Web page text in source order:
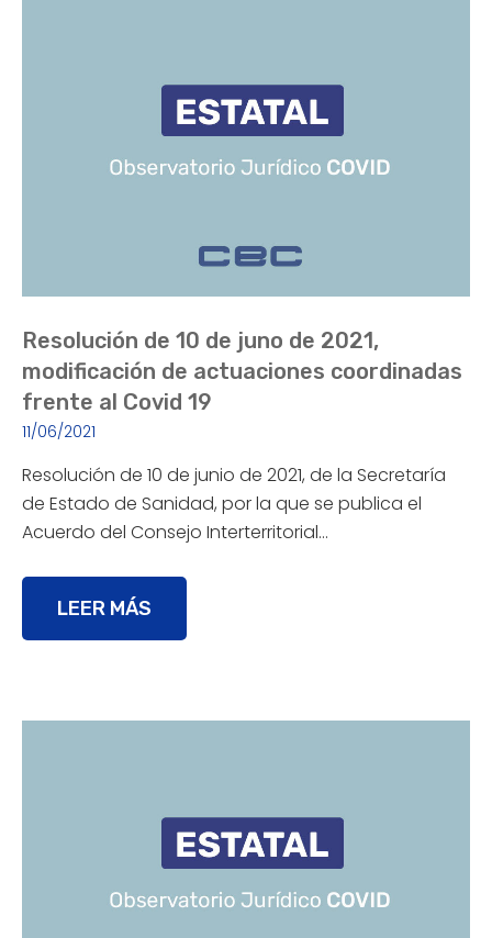
Resolución de 10 de juno de 2021,
modificación de actuaciones coordinadas
frente al Covid 19
11/06/2021
Resolución de 10 de junio de 2021, de la Secretaría
de Estado de Sanidad, por la que se publica el
Acuerdo del Consejo Interterritorial…
LEER MÁS